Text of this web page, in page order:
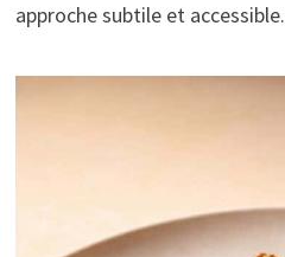
approche subtile et accessible.